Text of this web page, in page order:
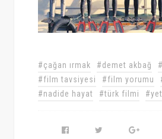
#çağan ırmak #demet akbağ
#film tavsiyesi
#film yorumu
#nadide hayat
#türk filmi